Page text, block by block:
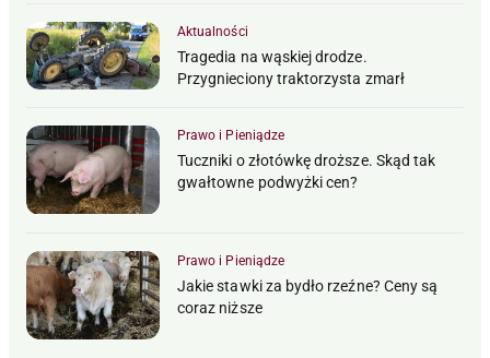
Aktualności
Tragedia na wąskiej drodze.
Przygnieciony traktorzysta zmarł
Prawo i Pieniądze
Tuczniki o złotówkę droższe. Skąd tak
gwałtowne podwyżki cen?
Prawo i Pieniądze
Jakie stawki za bydło rzeźne? Ceny są
coraz niższe